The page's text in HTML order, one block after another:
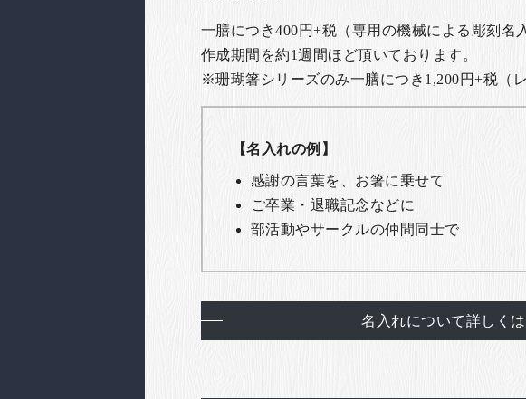
一膳につき400円+税（専用の機械による彫刻名
作成期間を約1週間ほど頂いております。
※珊瑚箸シリーズのみ一膳につき1,200円+税 （
【名入れの例】
感謝の言葉を、お箸に乗せて
ご卒業・退職記念などに
部活動やサークルの仲間同士で
名入れについて詳しく